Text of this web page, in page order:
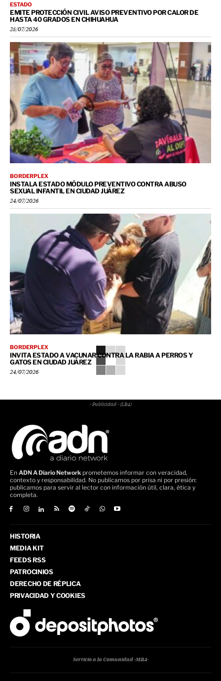
ESTADO
EMITE PROTECCIÓN CIVIL AVISO PREVENTIVO POR CALOR DE
HASTA 40 GRADOS EN CHIHUAHUA
25/07/2026
BORDERPLEX
INSTALA ESTADO MÓDULO PREVENTIVO CONTRA ABUSO
SEXUAL INFANTIL EN CIUDAD JUÁREZ
24/07/2026
BORDERPLEX
INVITA ESTADO A VACUNAR CONTRA LA RABIA A PERROS Y
GATOS EN CIUDAD JUÁREZ
24/07/2026
- Publicidad - (LB4)
En ADN A Diario Network prometemos informar con veracidad,
contexto y responsabilidad. No publicamos por prisa ni por presión:
publicamos para servir al lector con información útil, clara, ética y
completa.
HISTORIA
MEDIA KIT
FEEDS RSS
PATROCINIOS
DERECHO DE RÉPLICA
PRIVACIDAD Y COOKIES
Servicio a la Comunidad -MR4-